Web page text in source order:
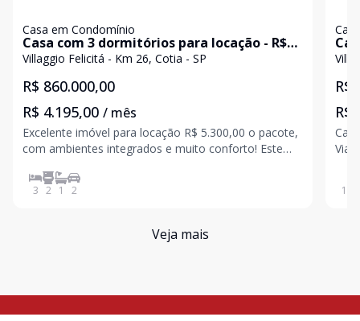
Casa em Condomínio
Casa com 3 dormitórios para locação - R$
5.300,00 o pacote em Condomínio Fechado
Villaggio Felicitá - Km 26, Cotia - SP
R$ 860.000,00
R$ 4.195,00 / mês
Excelente imóvel para locação R$ 5.300,00 o pacote,
com ambientes integrados e muito conforto! Este
oferecendo conforto e privacidade para toda a
família. A área social dispõe de um living para 2 a
3 2 1 2
R$
R$
Viana Descubra o equilíbrio perfeito
100
Veja mais